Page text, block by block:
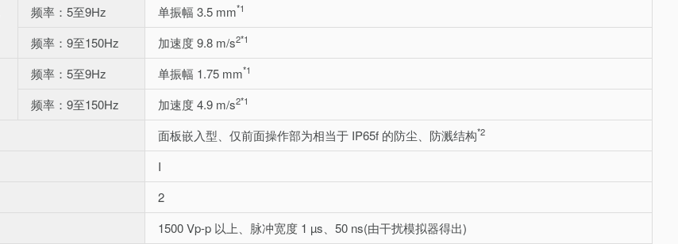
频率：5至9Hz 单振幅 3.5 mm*1
频率：9至150Hz 加速度 9.8 m/s2*1
频率：5至9Hz 单振幅 1.75 mm*1
频率：9至150Hz 加速度 4.9 m/s2*1
面板嵌入型、仅前面操作部为相当于 IP65f 的防尘、防溅结构*2
I
2
1500 Vp-p 以上、脉冲宽度 1 µs、50 ns(由干扰模拟器得出)